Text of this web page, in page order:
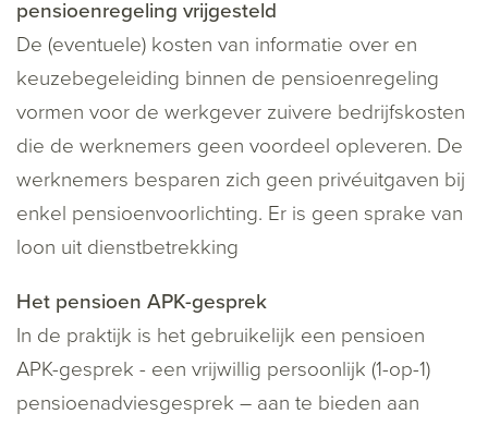
pensioenregeling vrijgesteld
De (eventuele) kosten van informatie over en
keuzebegeleiding binnen de pensioenregeling
vormen voor de werkgever zuivere bedrijfskosten
die de werknemers geen voordeel opleveren. De
werknemers besparen zich geen privéuitgaven bij
enkel pensioenvoorlichting. Er is geen sprake van
loon uit dienstbetrekking
Het pensioen APK-gesprek
In de praktijk is het gebruikelijk een pensioen
APK-gesprek - een vrijwillig persoonlijk (1-op-1)
pensioenadviesgesprek – aan te bieden aan